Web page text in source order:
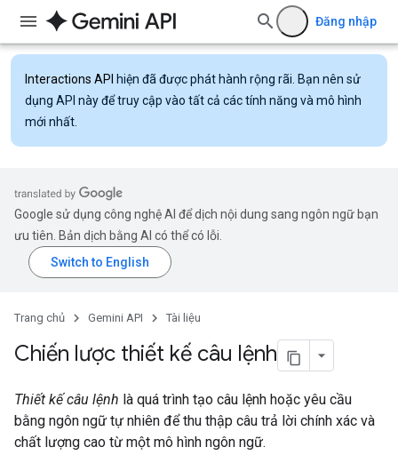
Đăng nhập
Interactions API hiện đã được phát hành rộng rãi. Bạn nên sử
dụng API này để truy cập vào tất cả các tính năng và mô hình
mới nhất.
Google sử dụng công nghệ AI để dịch nội dung sang ngôn ngữ bạn
ưu tiên. Bản dịch bằng AI có thể có lỗi.
Trang chủ Gemini API Tài liệu
Chiến lược thiết kế câu lệnh
Thiết kế câu lệnh là quá trình tạo câu lệnh hoặc yêu cầu
bằng ngôn ngữ tự nhiên để thu thập câu trả lời chính xác và
chất lượng cao từ một mô hình ngôn ngữ.